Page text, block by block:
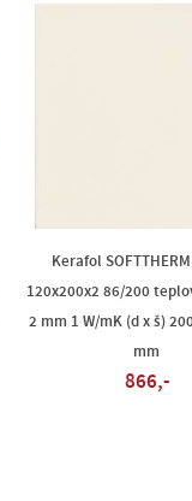
Kerafol
120x200x2 86/200
2 mm 1 W/mK (d x š)
mm
866,-